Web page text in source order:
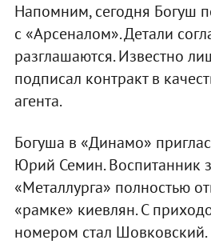
Напомним, сегодня Богуш
с «Арсеналом». Детали
разглашаются. Известно
подписал контракт в
агента.
Богуша в «Динамо»
Юрий Семин. Воспитанник
«Металлурга» полностью
«рамке» киевлян. С
номером стал Шовковский.